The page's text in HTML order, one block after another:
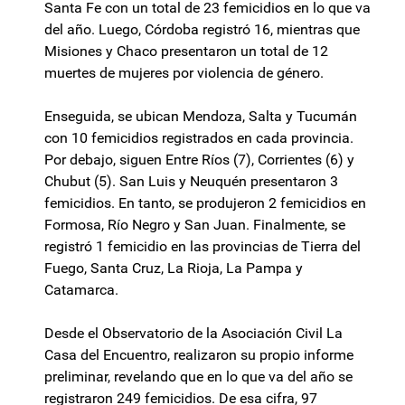
Santa Fe con un total de 23 femicidios en lo que va
del año. Luego, Córdoba registró 16, mientras que
Misiones y Chaco presentaron un total de 12
muertes de mujeres por violencia de género.
Enseguida, se ubican Mendoza, Salta y Tucumán
con 10 femicidios registrados en cada provincia.
Por debajo, siguen Entre Ríos (7), Corrientes (6) y
Chubut (5). San Luis y Neuquén presentaron 3
femicidios. En tanto, se produjeron 2 femicidios en
Formosa, Río Negro y San Juan. Finalmente, se
registró 1 femicidio en las provincias de Tierra del
Fuego, Santa Cruz, La Rioja, La Pampa y
Catamarca.
Desde el Observatorio de la Asociación Civil La
Casa del Encuentro, realizaron su propio informe
preliminar, revelando que en lo que va del año se
registraron 249 femicidios. De esa cifra, 97